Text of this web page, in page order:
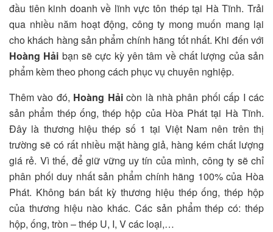
đầu tiên kinh doanh về lĩnh vực tôn thép tại Hà Tĩnh. Trải
qua nhiều năm hoạt động, công ty mong muốn mang lại
cho khách hàng sản phẩm chính hãng tốt nhất. Khi đến với
Hoàng Hải bạn sẽ cực kỳ yên tâm về chất lượng của sản
phẩm kèm theo phong cách phục vụ chuyên nghiệp.
Thêm vào đó, Hoàng Hảicòn là nhà phân phối cấp I các
sản phẩm thép ống, thép hộp của Hòa Phát tại Hà Tĩnh.
Đây là thương hiệu thép số 1 tại Việt Nam nên trên thị
trường sẽ có rất nhiều mặt hàng giả, hàng kém chất lượng
giá rẻ. Vì thế, để giữ vững uy tín của mình, công ty sẽ chỉ
phân phối duy nhất sản phẩm chính hãng 100% của Hòa
Phát. Không bán bất kỳ thương hiệu thép ống, thép hộp
của thương hiệu nào khác. Các sản phẩm thép có: thép
hộp, ống, tròn – thép U, I, V các loại,…